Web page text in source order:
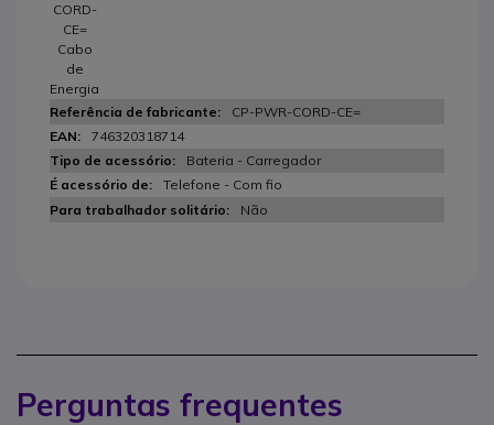
CORD-
CE=
Cabo
de
Energia
CP-PWR-CORD-CE=
746320318714
Bateria - Carregador
Telefone - Com fio
Não
Perguntas frequentes